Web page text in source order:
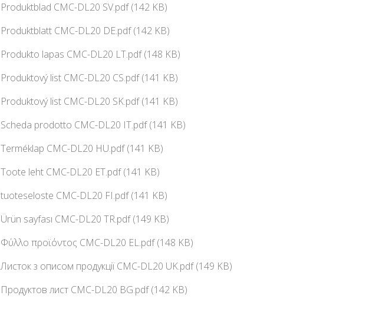
Produktblad CMC-DL20 SV.pdf (142 KB)
Produktblatt CMC-DL20 DE.pdf (142 KB)
Produkto lapas CMC-DL20 LT.pdf (148 KB)
Produktový list CMC-DL20 CS.pdf (141 KB)
Produktový list CMC-DL20 SK.pdf (141 KB)
Scheda prodotto CMC-DL20 IT.pdf (141 KB)
Terméklap CMC-DL20 HU.pdf (141 KB)
Toote leht CMC-DL20 ET.pdf (141 KB)
tuoteseloste CMC-DL20 FI.pdf (141 KB)
Ürün sayfası CMC-DL20 TR.pdf (149 KB)
Φύλλο προϊόντος CMC-DL20 EL.pdf (148 KB)
Листок з описом продукції CMC-DL20 UK.pdf (149 KB)
Продуктов лист CMC-DL20 BG.pdf (142 KB)